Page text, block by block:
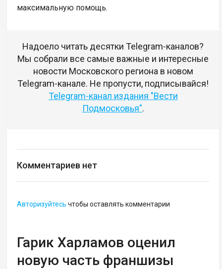
максимальную помощь.
Надоело читать десятки Telegram-каналов?
Мы собрали все самые важные и интересные
новости Московского региона в новом
Telegram-канале. Не пропусти, подписывайся!
Telegram-канал издания "Вести
Подмосковья".
Комментариев нет
Авторизуйтесь чтобы оставлять комментарии
Гарик Харламов оценил
новую часть франшизы